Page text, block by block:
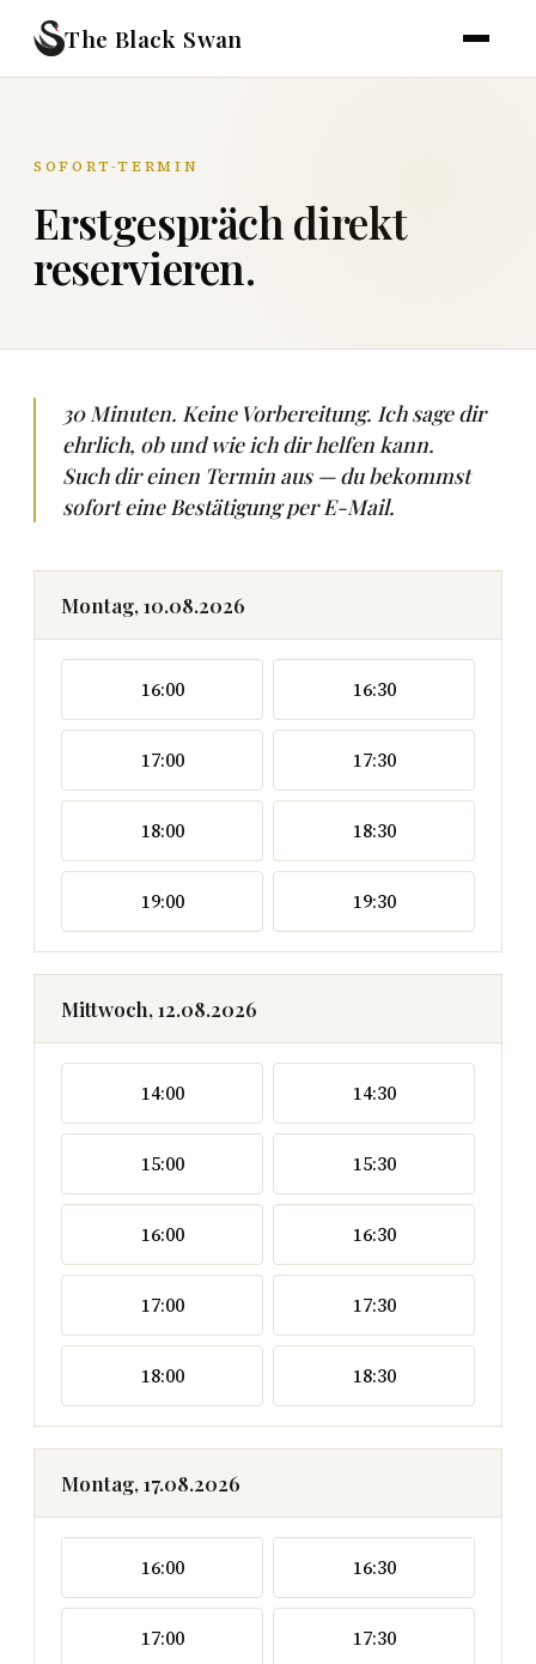
The Black Swan
SOFORT-TERMIN
Erstgespräch direkt
reservieren.
30 Minuten. Keine Vorbereitung. Ich sage dir
ehrlich, ob und wie ich dir helfen kann.
Such dir einen Termin aus — du bekommst
sofort eine Bestätigung per E-Mail.
Montag, 10.08.2026
16:00 16:30
17:00 17:30
18:00 18:30
19:00 19:30
Mittwoch, 12.08.2026
14:00 14:30
15:00 15:30
16:00 16:30
17:00 17:30
18:00 18:30
Montag, 17.08.2026
16:00 16:30
17:00 17:30